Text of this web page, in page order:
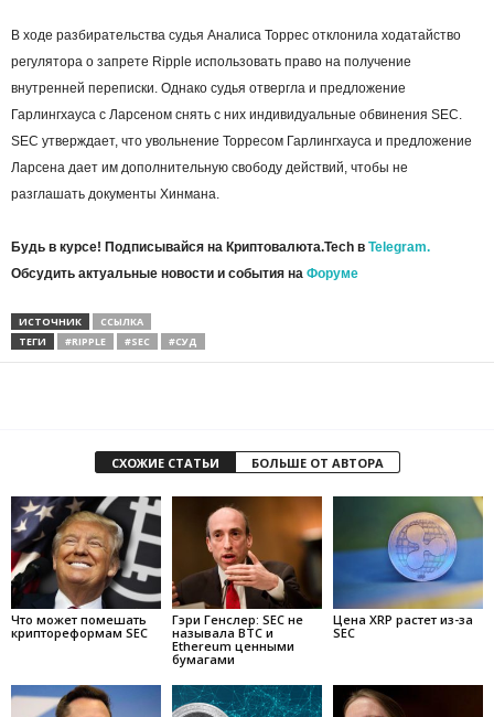
В ходе разбирательства судья Аналиса Торрес отклонила ходатайство
регулятора о запрете Ripple использовать право на получение
внутренней переписки. Однако судья отвергла и предложение
Гарлингхауса с Ларсеном снять с них индивидуальные обвинения SEC.
SEC утверждает, что увольнение Торресом Гарлингхауса и предложение
Ларсена дает им дополнительную свободу действий, чтобы не
разглашать документы Хинмана.
Будь в курсе! Подписывайся на Криптовалюта.Tech в Telegram.
Обсудить актуальные новости и события на Форуме
ИСТОЧНИК
ССЫЛКА
ТЕГИ
#RIPPLE #SEC #СУД
СХОЖИЕ СТАТЬИ БОЛЬШЕ ОТ АВТОРА
Что может помешать
криптореформам SEC
Гэри Генслер: SEC не
называла BTC и
Ethereum ценными
бумагами
Цена XRP растет из-за
SEC